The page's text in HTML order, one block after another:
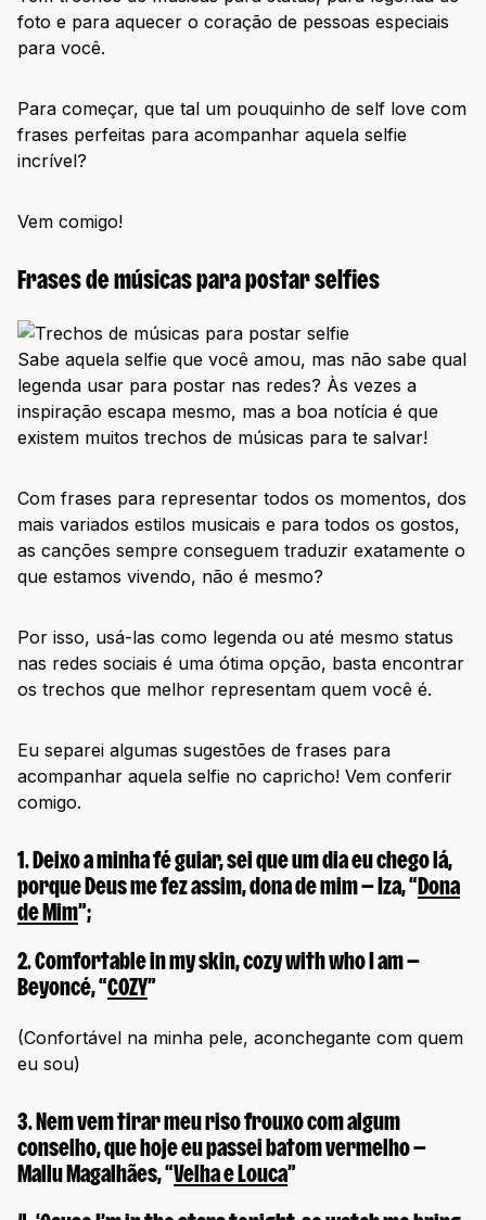
foto e para aquecer o coração de pessoas especiais
para você.
Para começar, que tal um pouquinho de self love com
frases perfeitas para acompanhar aquela selfie
incrível?
Vem comigo!
Frases de músicas para postar selfies
Sabe aquela selfie que você amou, mas não sabe qual
legenda usar para postar nas redes? Às vezes a
inspiração escapa mesmo, mas a boa notícia é que
existem muitos trechos de músicas para te salvar!
Com frases para representar todos os momentos, dos
mais variados estilos musicais e para todos os gostos,
as canções sempre conseguem traduzir exatamente o
que estamos vivendo, não é mesmo?
Por isso, usá-las como legenda ou até mesmo status
nas redes sociais é uma ótima opção, basta encontrar
os trechos que melhor representam quem você é.
Eu separei algumas sugestões de frases para
acompanhar aquela selfie no capricho! Vem conferir
comigo.
1. Deixo a minha fé guiar, sei que um dia eu chego lá,
porque Deus me fez assim, dona de mim— Iza, “ Dona
de Mim”;
2.Comfortable in my skin, cozy with who I am—
Beyoncé, “COZY”
(Confortável na minha pele, aconchegante com quem
eu sou)
3.Nem vem tirar meu riso frouxo com algum
conselho, que hoje eu passei batom vermelho—
Mallu Magalhães, “Velha e Louca”